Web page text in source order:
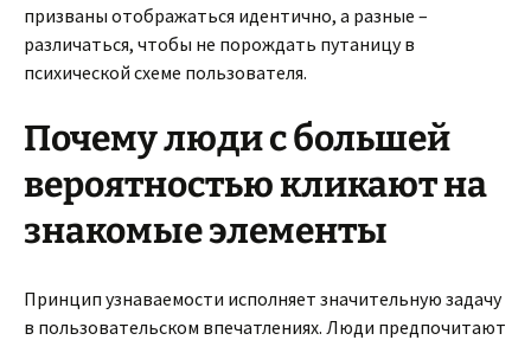
призваны отображаться идентично, а разные –
различаться, чтобы не порождать путаницу в
психической схеме пользователя.
Почему люди с большей
вероятностью кликают на
знакомые элементы
Принцип узнаваемости исполняет значительную задачу
в пользовательском впечатлениях. Люди предпочитают